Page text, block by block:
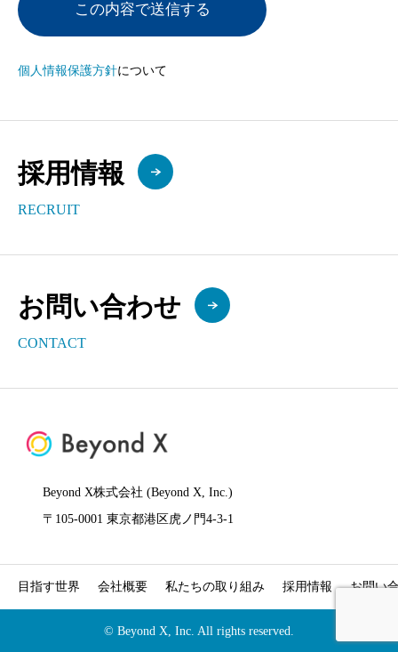
この内容で送信する
個人情報保護方針について
採用情報
RECRUIT
お問い合わせ
CONTACT
Beyond X株式会社 (Beyond X, Inc.)
〒105-0001 東京都港区虎ノ門4-3-1
目指す世界 会社概要 私たちの取り組み 採用情報 お問い
© Beyond X, Inc. All rights reserved.